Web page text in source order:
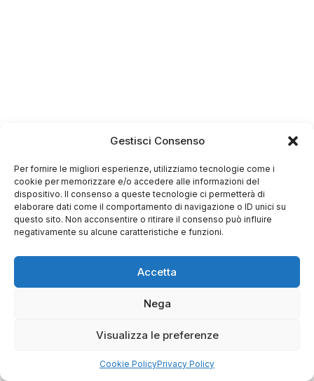
Gestisci Consenso
Per fornire le migliori esperienze, utilizziamo tecnologie come i
cookie per memorizzare e/o accedere alle informazioni del
dispositivo. Il consenso a queste tecnologie ci permetterà di
elaborare dati come il comportamento di navigazione o ID unici su
questo sito. Non acconsentire o ritirare il consenso può influire
negativamente su alcune caratteristiche e funzioni.
Accetta
Nega
Visualizza le preferenze
Cookie PolicyPrivacy Policy